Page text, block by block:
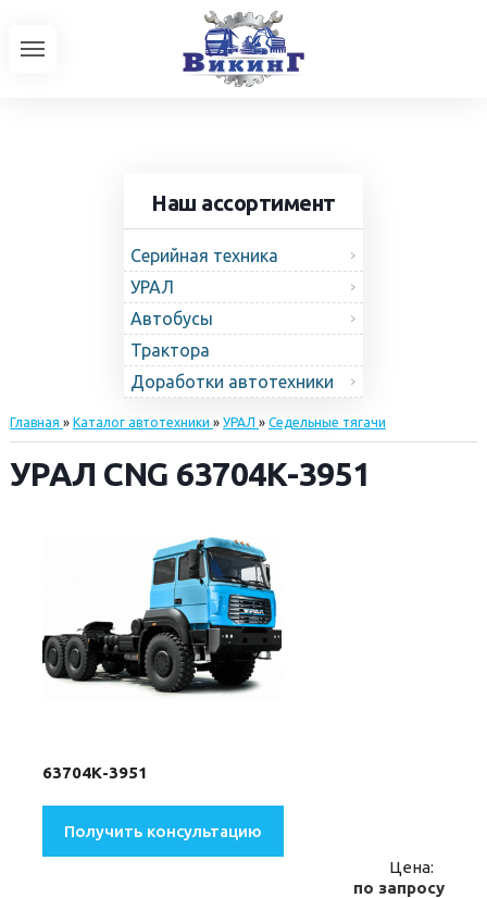
Наш ассортимент
Серийная техника
УРАЛ
Автобусы
Трактора
Доработки автотехники
Главная » Каталог автотехники » УРАЛ » Седельные тягачи
УРАЛ CNG 63704К-3951
63704К-3951
Получить консультацию
Цена:
по запросу